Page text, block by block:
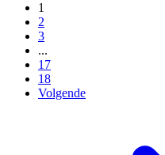
1
2
3
...
17
18
Volgende